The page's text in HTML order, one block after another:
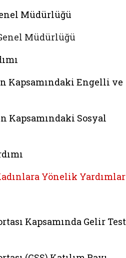
Müdürlüğü
Müdürlüğü
Kapsamındaki Engelli ve
Kapsamındaki Sosyal
Yönelik Yardımlar
Kapsamında Gelir